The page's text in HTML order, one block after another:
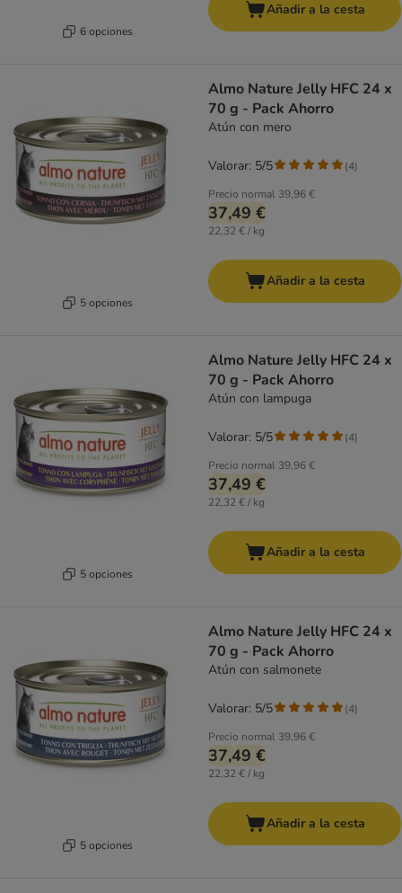
6 opciones
Añadir a la cesta
5 opciones
Almo Nature Jelly HFC 24 x
70 g - Pack Ahorro
Atún con mero
Precio normal 39,96 €
37,49 €
22,32 € / kg
Valorar: 5/5 (4)
Añadir a la cesta
5 opciones
Almo Nature Jelly HFC 24 x
70 g - Pack Ahorro
Atún con lampuga
Precio normal 39,96 €
37,49 €
22,32 € / kg
Valorar: 5/5 (4)
Añadir a la cesta
5 opciones
Almo Nature Jelly HFC 24 x
70 g - Pack Ahorro
Atún con salmonete
Precio normal 39,96 €
37,49 €
22,32 € / kg
Valorar: 5/5 (4)
Añadir a la cesta